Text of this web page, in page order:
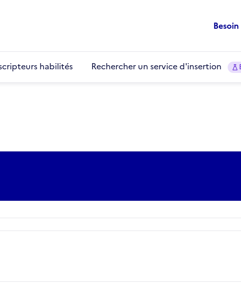
Besoin
habilités Rechercher un service d'insertion